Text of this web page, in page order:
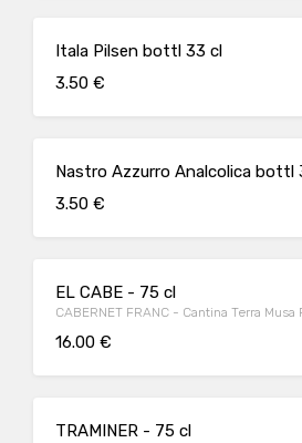
Itala Pilsen bottl 33 cl
3.50 €
Nastro Azzurro Analcolica bottl
3.50 €
EL CABE - 75 cl
CABERNET FRANC - Cantina
16.00 €
TRAMINER - 75 cl